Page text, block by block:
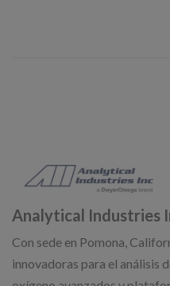
Analytical Industries
Con sede en Pomona,
innovadoras para el análisis